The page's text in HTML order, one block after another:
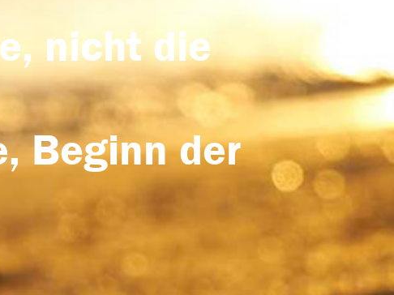
nicht die
Beginn der